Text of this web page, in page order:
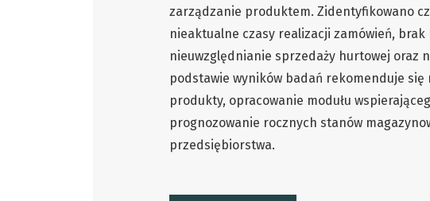
zarządzanie produktem. Zidentyfikowano
nieaktualne czasy realizacji zamówień,
nieuwzględnianie sprzedaży hurtowej oraz
podstawie wyników badań rekomenduje
produkty, opracowanie modułu
prognozowanie rocznych stanów
przedsiębiorstwa.